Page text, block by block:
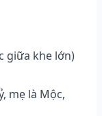
giữa khe lớn)
mẹ là Mộc,